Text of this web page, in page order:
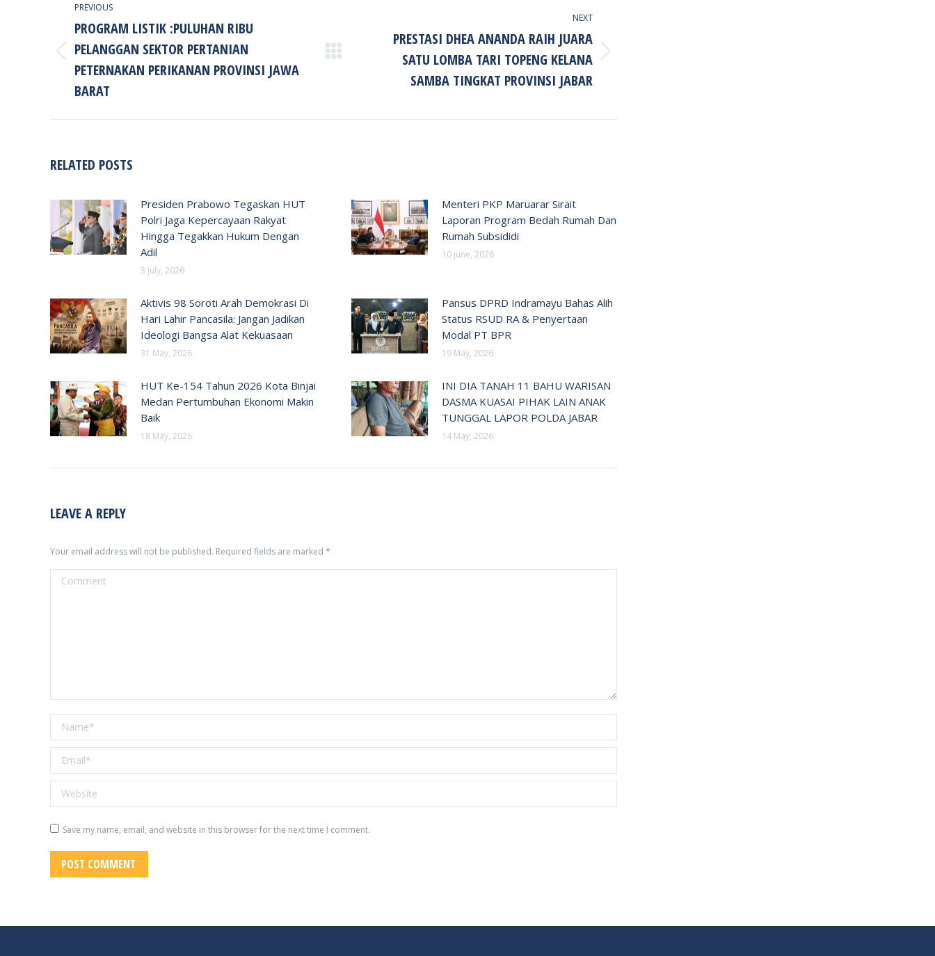
NAVIGATION
PREVIOUS
Previous
post:
PROGRAM LISTIK :PULUHAN RIBU
PELANGGAN SEKTOR PERTANIAN
PETERNAKAN PERIKANAN PROVINSI JAWA
BARAT
NEXT
PRESTASI DHEA ANANDA RAIH JUARA
SATU LOMBA TARI TOPENG KELANA
SAMBA TINGKAT PROVINSI JABAR
RELATED POSTS
Presiden Prabowo Tegaskan HUT
Polri Jaga Kepercayaan Rakyat
Hingga Tegakkan Hukum Dengan
Adil
3 July, 2026
Menteri PKP Maruarar Sirait
Laporan Program Bedah Rumah Dan
Rumah Subsididi
10 June, 2026
Aktivis 98 Soroti Arah Demokrasi Di
Hari Lahir Pancasila: Jangan Jadikan
Ideologi Bangsa Alat Kekuasaan
31 May, 2026
Pansus DPRD Indramayu Bahas Alih
Status RSUD RA & Penyertaan
Modal PT BPR
19 May, 2026
HUT Ke-154 Tahun 2026 Kota Binjai
Medan Pertumbuhan Ekonomi Makin
Baik
18 May, 2026
INI DIA TANAH 11 BAHU WARISAN
DASMA KUASAI PIHAK LAIN ANAK
TUNGGAL LAPOR POLDA JABAR
14 May, 2026
LEAVE A REPLY
Your email address will not be published. Required fields are marked *
Comment
Name *
Email *
Website
Save my name, email, and website in this browser for the next time I comment.
POST COMMENT